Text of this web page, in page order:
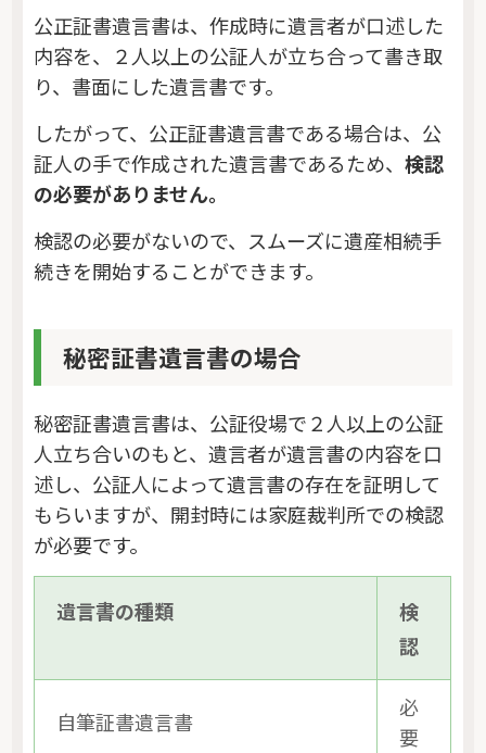
公正証書遺言書は、作成時に遺言者が口述した
内容を、２人以上の公証人が立ち合って書き取
り、書面にした遺言書です。
したがって、公正証書遺言書である場合は、公
証人の手で作成された遺言書であるため、検認
の必要がありません。
検認の必要がないので、スムーズに遺産相続手
続きを開始することができます。
秘密証書遺言書の場合
秘密証書遺言書は、公証役場で２人以上の公証
人立ち合いのもと、遺言者が遺言書の内容を口
述し、公証人によって遺言書の存在を証明して
もらいますが、開封時には家庭裁判所での検認
が必要です。
遺言書の種類
検
認
自筆証書遺言書
必
要